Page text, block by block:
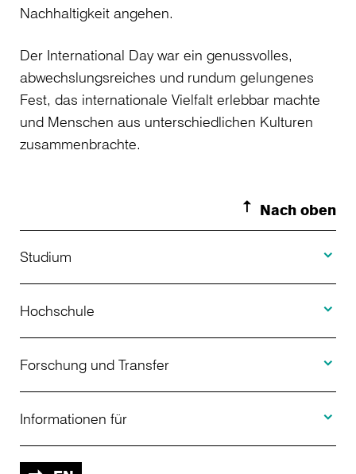
Nachhaltigkeit angehen.
Der International Day war ein genussvolles,
abwechslungsreiches und rundum gelungenes
Fest, das internationale Vielfalt erlebbar machte
und Menschen aus unterschiedlichen Kulturen
zusammenbrachte.
Nach oben
Studium
Studienangebot
Bewerbung
Studienberatung
Weiterbildung
Hochschule
Über uns
Aktuelles
Veranstaltungen
Forschung und Transfer
Projekte
Informationen für